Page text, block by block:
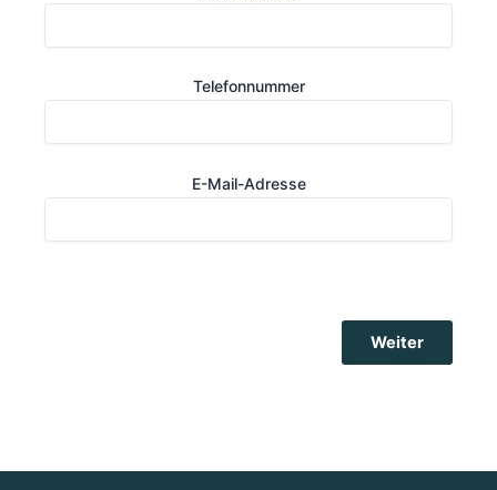
Telefonnummer
E-Mail-Adresse
Weiter